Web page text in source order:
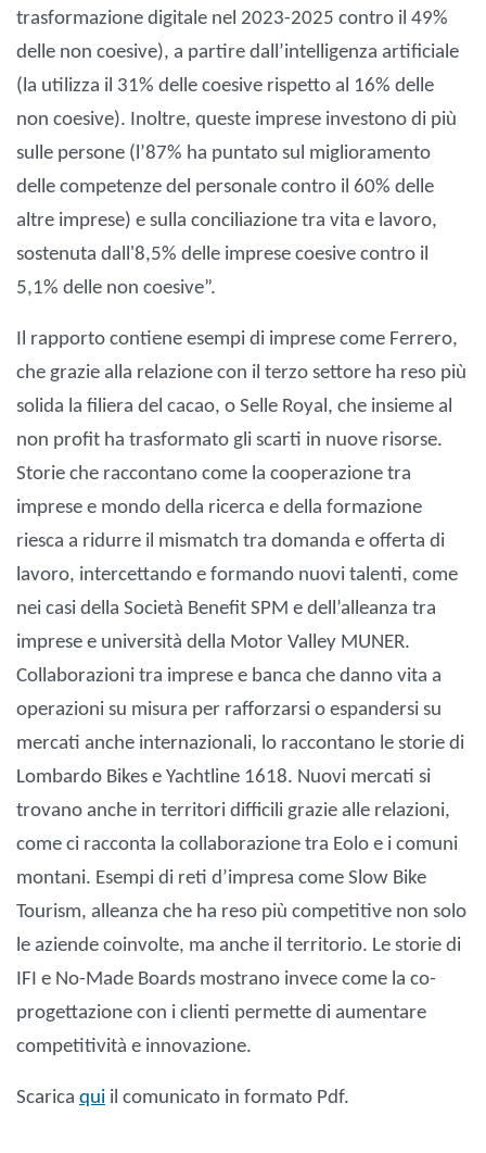
trasformazione digitale nel 2023-2025 contro il 49%
delle non coesive), a partire dall’intelligenza artificiale
(la utilizza il 31% delle coesive rispetto al 16% delle
non coesive). Inoltre, queste imprese investono di più
sulle persone (l’87% ha puntato sul miglioramento
delle competenze del personale contro il 60% delle
altre imprese) e sulla conciliazione tra vita e lavoro,
sostenuta dall'8,5% delle imprese coesive contro il
5,1% delle non coesive”.
Il rapporto contiene esempi di imprese come Ferrero,
che grazie alla relazione con il terzo settore ha reso più
solida la filiera del cacao, o Selle Royal, che insieme al
non profit ha trasformato gli scarti in nuove risorse.
Storie che raccontano come la cooperazione tra
imprese e mondo della ricerca e della formazione
riesca a ridurre il mismatch tra domanda e offerta di
lavoro, intercettando e formando nuovi talenti, come
nei casi della Società Benefit SPM e dell’alleanza tra
imprese e università della Motor Valley MUNER.
Collaborazioni tra imprese e banca che danno vita a
operazioni su misura per rafforzarsi o espandersi su
mercati anche internazionali, lo raccontano le storie di
Lombardo Bikes e Yachtline 1618. Nuovi mercati si
trovano anche in territori difficili grazie alle relazioni,
come ci racconta la collaborazione tra Eolo e i comuni
montani. Esempi di reti d’impresa come Slow Bike
Tourism, alleanza che ha reso più competitive non solo
le aziende coinvolte, ma anche il territorio. Le storie di
IFI e No-Made Boards mostrano invece come la co-
progettazione con i clienti permette di aumentare
competitività e innovazione.
Scarica qui il comunicato in formato Pdf.